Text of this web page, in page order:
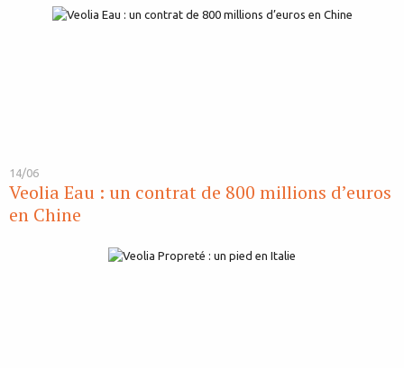
14/06
Veolia Eau : un contrat de 800 millions d’euros
en Chine